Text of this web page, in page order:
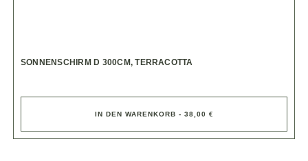
SONNENSCHIRM D 300CM, TERRACOTTA
IN DEN WARENKORB - 38,00 €